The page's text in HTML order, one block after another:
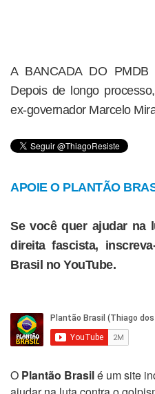
A BANCADA DO
Depois de longo
ex-governador Marcelo
APOIE O PLANTÃO
Se você quer ajudar na
direita fascista,
Brasil no YouTube.
O Plantão Brasilé um site